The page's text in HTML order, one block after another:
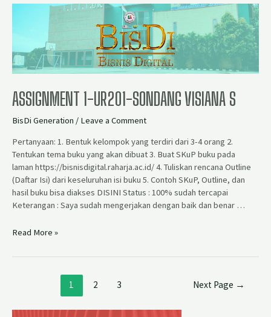
ASSIGNMENT 1-UR201-SONDANG VISIANA S
BisDi Generation / Leave a Comment
Pertanyaan: 1. Bentuk kelompok yang terdiri dari 3-4 orang 2.
Tentukan tema buku yang akan dibuat 3. Buat SKuP buku pada
laman https://bisnisdigital.raharja.ac.id/ 4. Tuliskan rencana Outline
(Daftar Isi) dari keseluruhan isi buku 5. Contoh SKuP, Outline, dan
hasil buku bisa diakses DISINI Status : 100% sudah tercapai
Keterangan : Saya sudah mengerjakan dengan baik dan benar …
Read More »
1 2 3 Next Page →